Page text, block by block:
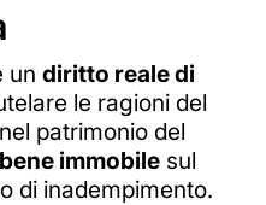
un diritto reale di
le ragioni del
patrimonio del
bene immobilesul
di inadempimento.